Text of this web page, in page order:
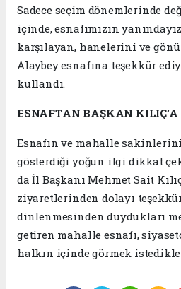
Sadece seçim dönemlerinde
içinde, esnafımızın
karşılayan, hanelerini ve
Alaybey esnafına teşekkür
kullandı.
ESNAFTAN BAŞKAN KILIÇ’A
Esnafın ve mahalle
gösterdiği yoğun ilgi dikkat
da İl Başkanı Mehmet Sait
ziyaretlerinden dolayı
dinlenmesinden duydukları
getiren mahalle esnafı,
halkın içinde görmek